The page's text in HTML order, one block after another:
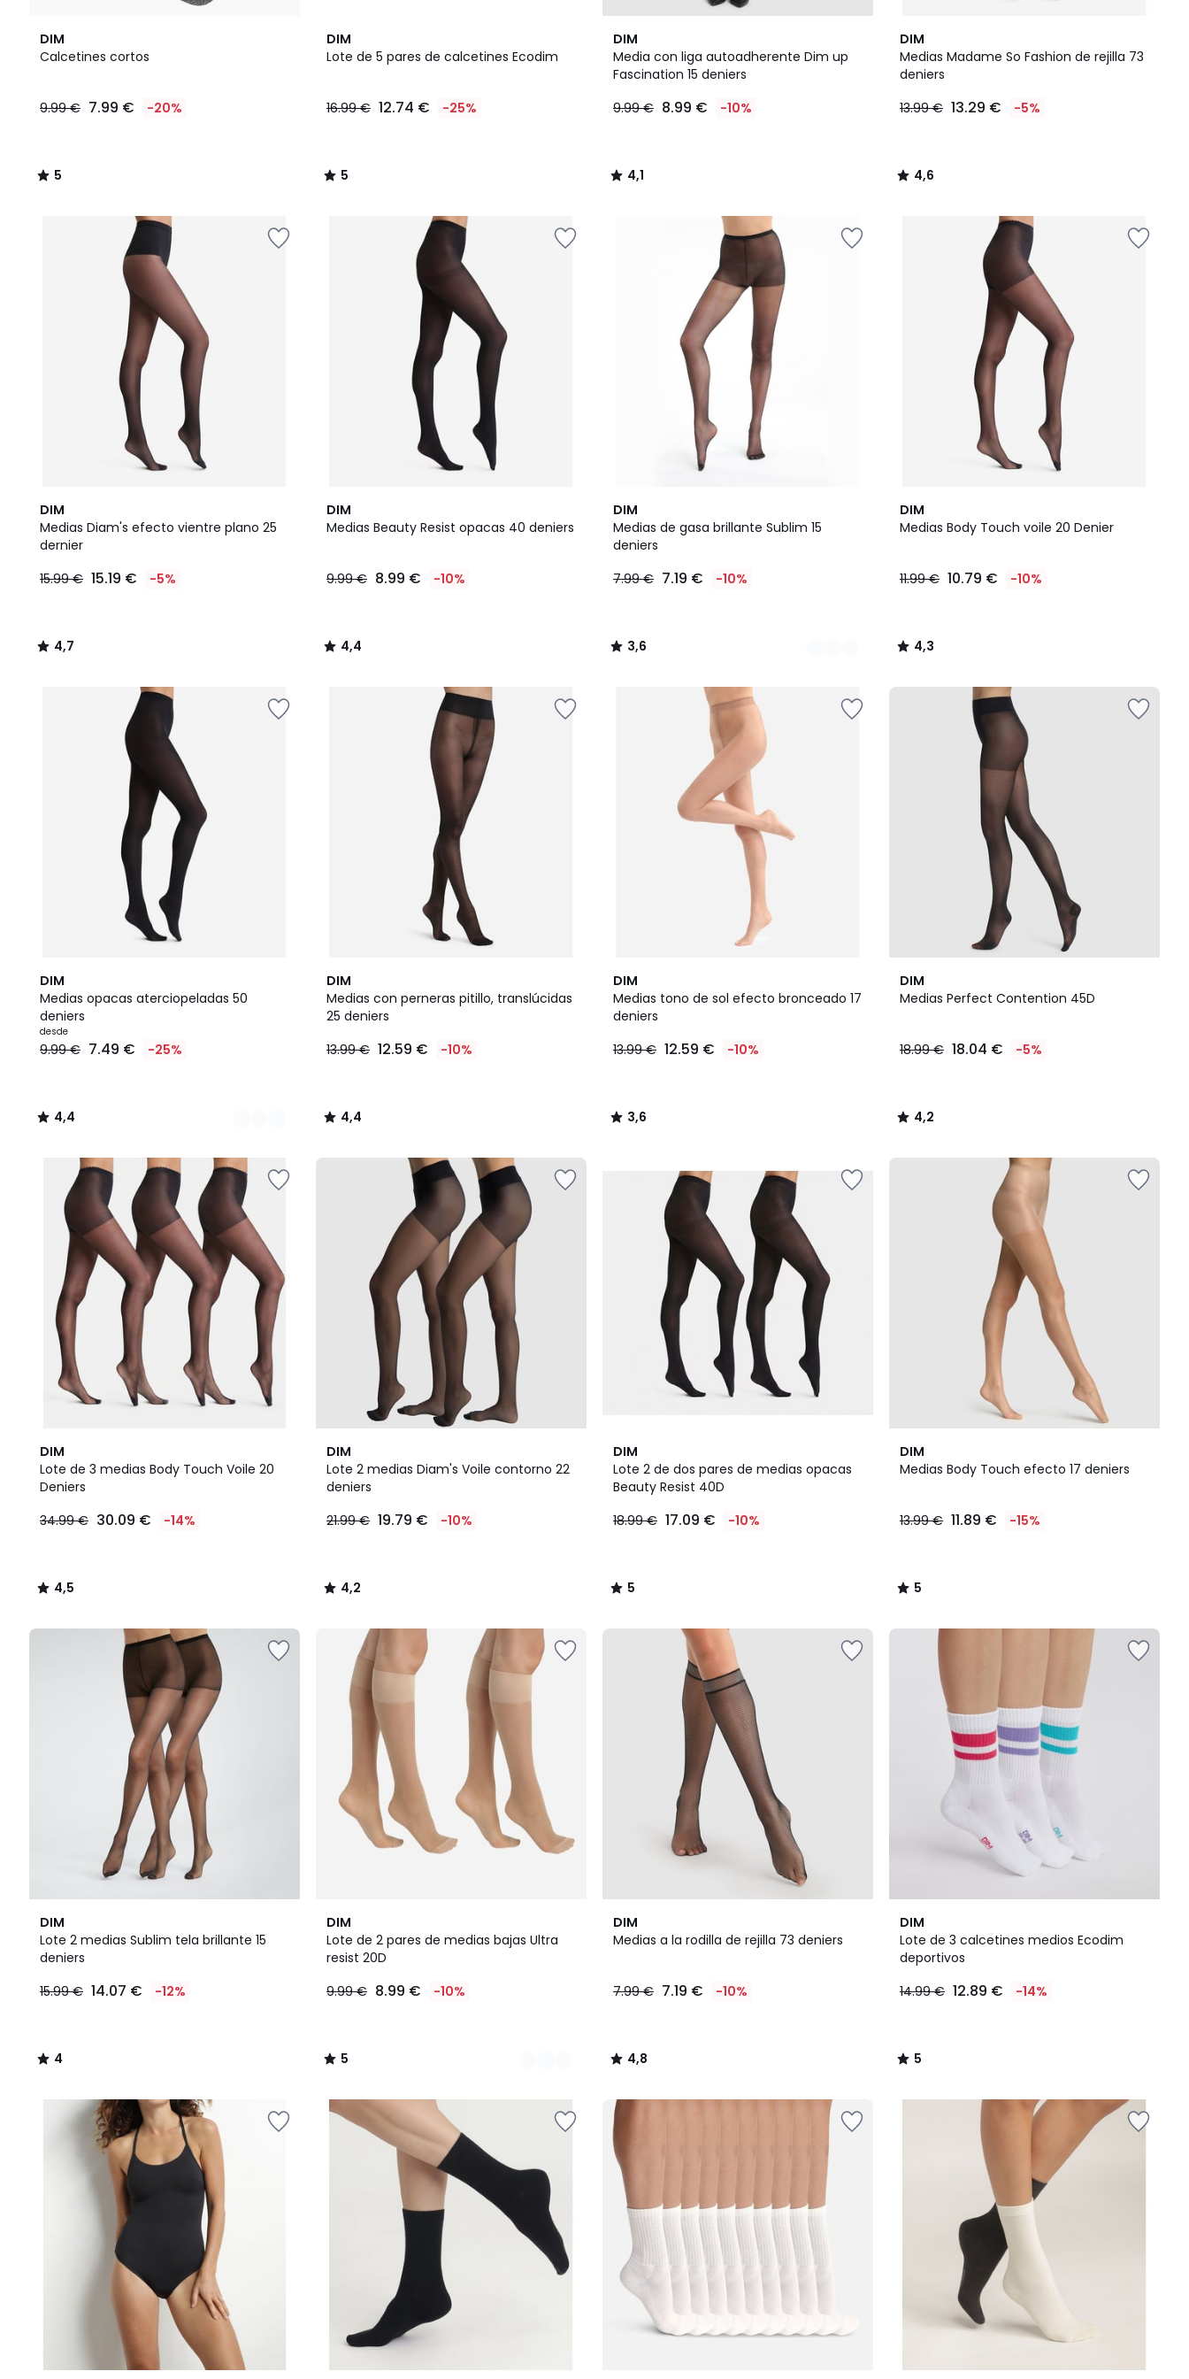
DIM
Calcetines cortos
€
9.99
9.99 € 7.99 € -20%
5
/
5
/
DIM
Lote de 5 pares de calcetines Ecodim
16.99 € 12.74 € -25%
5
/
5
/
DIM
Media con liga autoadherente Dim up
Fascination 15 deniers
9.99 € 8.99 € -10%
4,1
/ 5
4,1
/
DIM
Medias Madame So Fashion de rejilla 73
deniers
13.99 € 13.29 € -5%
4,6
/ 5
4,6
/
DIM
Medias Diam's efecto vientre plano 25
dernier
15.99 € 15.19 € -5%
4,7
/ 5
4,7
/
DIM
Medias Beauty Resist opacas 40 deniers
9.99 € 8.99 € -10%
4,4
/ 5
4,4
/
DIM
Medias de gasa brillante Sublim 15
deniers
7.99 € 7.19 € -10%
3,6
/ 5
2
Colores
3,6
/
DIM
Medias Body Touch voile 20 Denier
11.99 € 10.79 € -10%
4,3
/ 5
4,3
/
DIM
Medias opacas aterciopeladas 50
deniers
desde
9.99 € 7.49 € -25%
4,4
/ 5
6
Colores
4,4
/
DIM
Medias con perneras pitillo, translúcidas
25 deniers
13.99 € 12.59 € -10%
4,4
/ 5
4,4
/
DIM
Medias tono de sol efecto bronceado 17
deniers
13.99 € 12.59 € -10%
3,6
/ 5
3,6
/
DIM
Medias Perfect Contention 45D
18.99 € 18.04 € -5%
4,2
/ 5
4,2
/
DIM
Lote de 3 medias Body Touch Voile 20
Deniers
34.99 € 30.09 € -14%
4,5
/ 5
4,5
/
DIM
Lote 2 medias Diam's Voile contorno 22
deniers
21.99 € 19.79 € -10%
4,2
/ 5
4,2
/
DIM
Lote 2 de dos pares de medias opacas
Beauty Resist 40D
18.99 € 17.09 € -10%
5
/
5
5
/
DIM
Medias Body Touch efecto 17 deniers
13.99 € 11.89 € -15%
5
/
5
/
DIM
Lote 2 medias Sublim tela brillante 15
deniers
15.99 € 14.07 € -12%
4
/
5
4
/
DIM
Lote de 2 pares de medias bajas Ultra
resist 20D
9.99 € 8.99 € -10%
5
/
5
2
Colores
5
/
DIM
Medias a la rodilla de rejilla 73 deniers
7.99 € 7.19 € -10%
4,8
/ 5
4,8
/
DIM
Lote de 3 calcetines medios Ecodim
deportivos
14.99 € 12.89 € -14%
5
/
5
5
/